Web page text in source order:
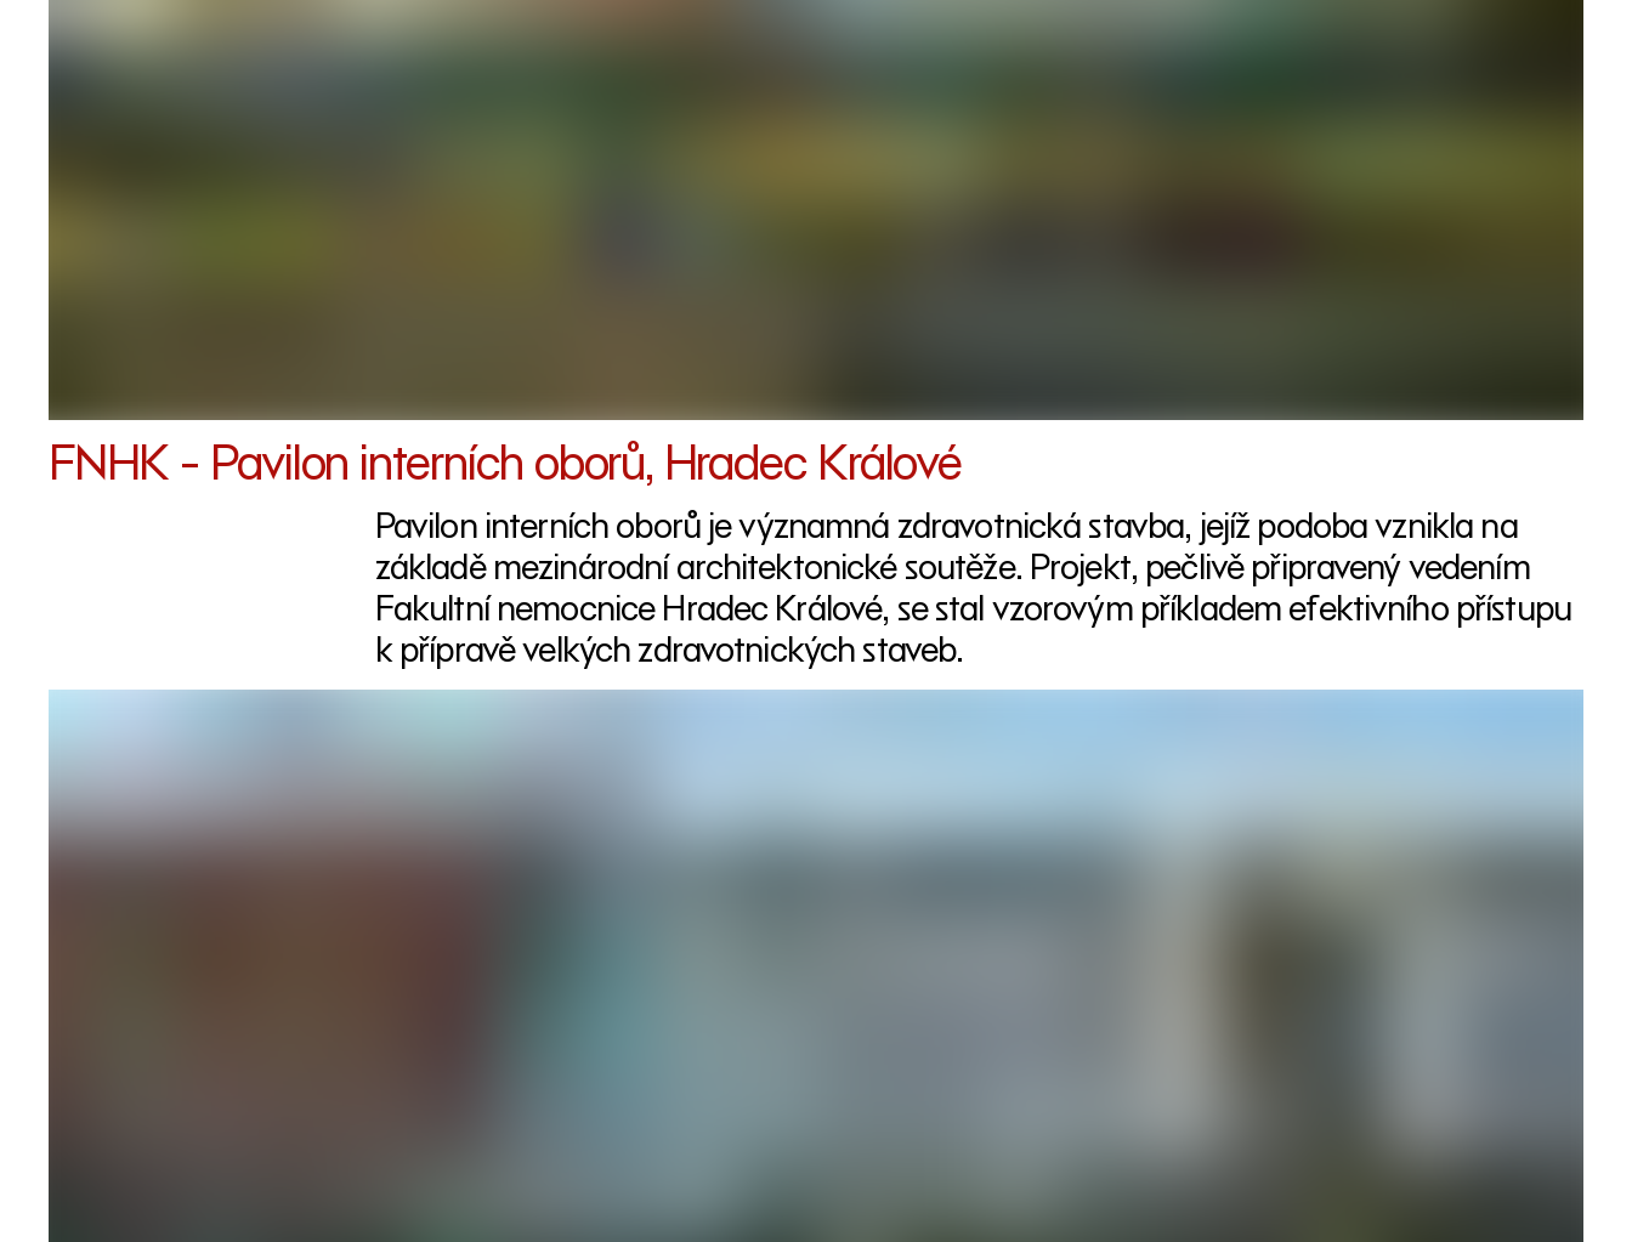
FNHK - Pavilon interních oborů, Hradec Králové
Pavilon interních oborů je významná zdravotnická stavba, jejíž podoba vznikla na
základě mezinárodní architektonické soutěže. Projekt, pečlivě připravený vedením
Fakultní nemocnice Hradec Králové, se stal vzorovým příkladem efektivního přístupu
k přípravě velkých zdravotnických staveb.